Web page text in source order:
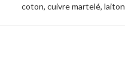
coton, cuivre martelé, laiton